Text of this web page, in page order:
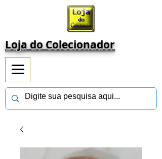
Loja do Colecionador